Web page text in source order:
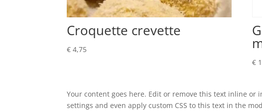
Croquette crevette
€ 4,75
€
Your content goes here. Edit or remove this text inline or
settings and even apply custom CSS to this text in the